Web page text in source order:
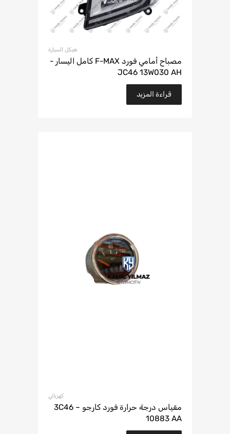
هيكل السيارة
مصباح أمامي فورد F-MAX كامل اليسار -
JC46 13W030 AH
قراءة المزيد
كهربائي
مقياس درجة حرارة فورد كارجو – 3C46
10883 AA